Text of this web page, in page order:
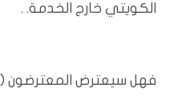
الكويتي خارج الخدمة. .
فهل سيعترض المعترضون